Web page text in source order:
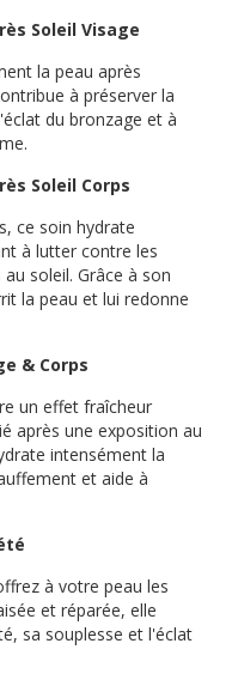
Soleil Visage
la peau après
à préserver la
du bronzage et à
Soleil Corps
ce soin hydrate
à lutter contre les
soleil. Grâce à son
la peau et lui redonne
& Corps
un effet fraîcheur
après une exposition au
intensément la
et aide à
à votre peau les
et réparée, elle
sa souplesse et l'éclat